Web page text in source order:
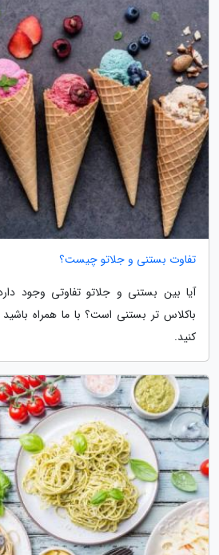
تفاوت بستنی و جلاتو چیست؟
آیا بین بستنی و جلاتو تفاوتی وجود
باکلاس تر بستنی است؟ با ما همراه
کنید.